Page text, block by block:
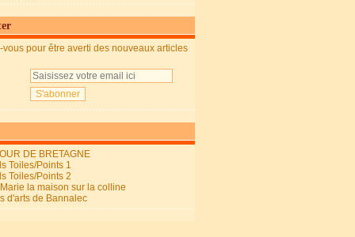
vous pour être averti des nouveaux articles
DE BRETAGNE
Toiles/Points 1
Toiles/Points 2
la maison sur la colline
d'arts de Bannalec